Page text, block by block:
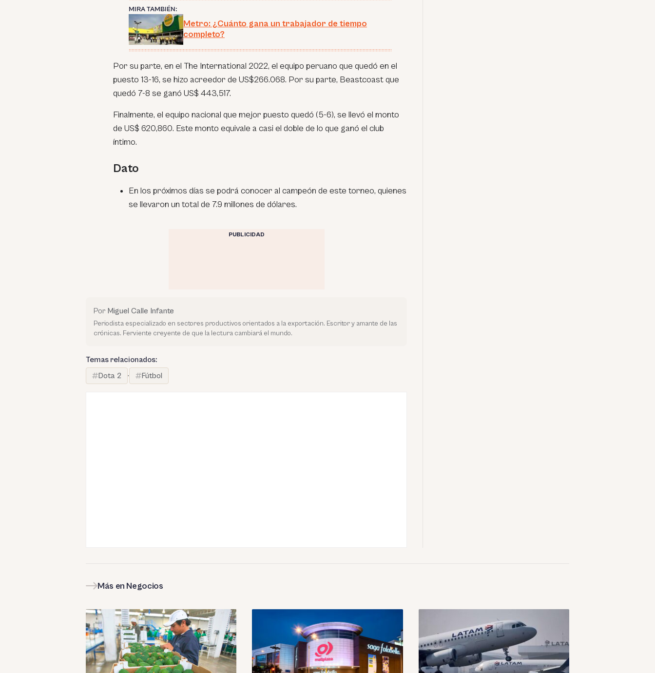
MIRA TAMBIÉN:
Metro: ¿Cuánto gana un trabajador de tiempo
completo?
Por su parte, en el The International 2022, el equipo peruano que quedó en el
puesto 13-16, se hizo acreedor de US$266.068. Por su parte, Beastcoast que
quedó 7-8 se ganó US$ 443,517.
Finalmente, el equipo nacional que mejor puesto quedó (5-6), se llevó el monto
de US$ 620,860. Este monto equivale a casi el doble de lo que ganó el club
íntimo.
Dato
En los próximos días se podrá conocer al campeón de este torneo, quienes
se llevaron un total de 7.9 millones de dólares.
PUBLICIDAD
Por Miguel Calle Infante
Periodista especializado en sectores productivos orientados a la exportación. Escritor y amante de las
crónicas. Ferviente creyente de que la lectura cambiará el mundo.
Temas relacionados:
Dota 2
· Fútbol
Más en Negocios